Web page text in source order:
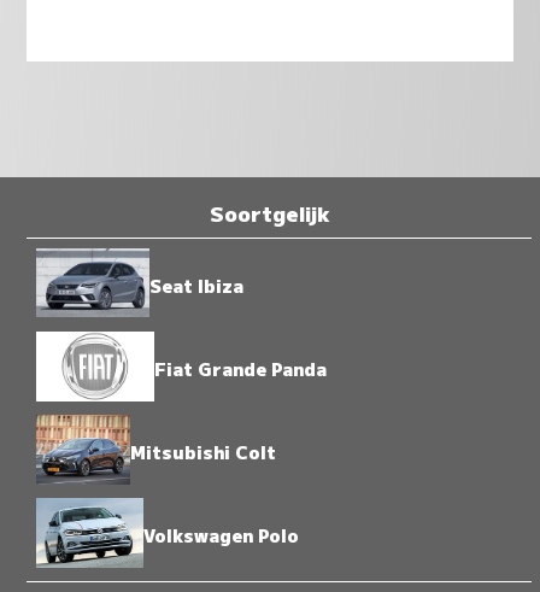
Soortgelijk
Seat Ibiza
Fiat Grande Panda
Mitsubishi Colt
Volkswagen Polo